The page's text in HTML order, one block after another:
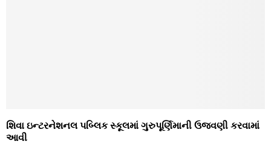
શિવા ઇન્ટરનેશનલ પબ્લિક સ્કૂલમાં ગુરુપૂર્ણિમાની ઉજવણી કરવામાં
આવી